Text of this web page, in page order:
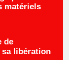
matériels
de
sa libération